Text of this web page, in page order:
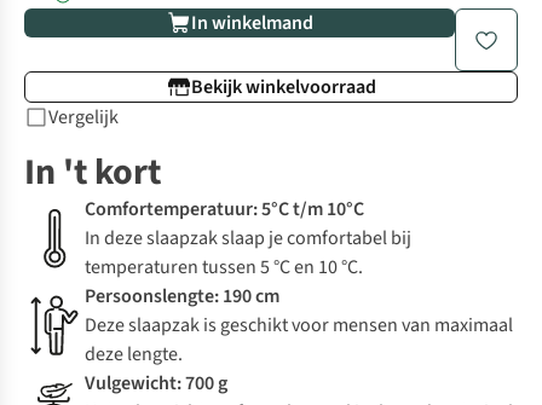
In winkelmand
Bekijk winkelvoorraad
Vergelijk
In 't kort
Comfortemperatuur: 5°C t/m 10°C
In deze slaapzak slaap je comfortabel bij
temperaturen tussen 5 °C en 10 °C.
Persoonslengte: 190 cm
Deze slaapzak is geschikt voor mensen van maximaal
deze lengte.
Vulgewicht: 700 g